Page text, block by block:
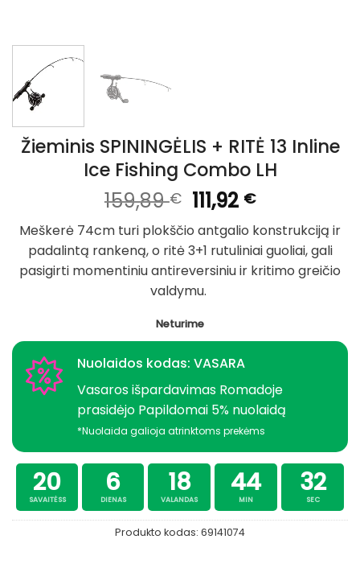
Žieminis SPININGĖLIS + RITĖ 13 Inline
Ice Fishing Combo LH
159,89€ Original
price
was:
159,89 €.
111,92 €Current
price
is:
111,92 €.
Meškerė 74cm turi plokščio antgalio konstrukciją ir
padalintą rankeną, o ritė 3+1 rutuliniai guoliai, gali
pasigirti momentiniu antireversiniu ir kritimo greičio
valdymu.
Neturime
Nuolaidos kodas: VASARA
Vasaros išpardavimas Romadoje
prasidėjo Papildomai 5% nuolaidą
*Nuolaida galioja atrinktoms prekėms
20
SAVAITĖSS
6
DIENAS
18
VALANDAS
44
MIN
32
SEC
Produkto kodas: 69141074